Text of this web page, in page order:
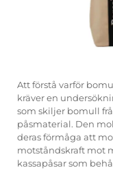
Att förstå varför
kräver en
som skiljer bomull
påsmaterial. Den
deras förmåga att
motståndskraft mot
kassapåsar som